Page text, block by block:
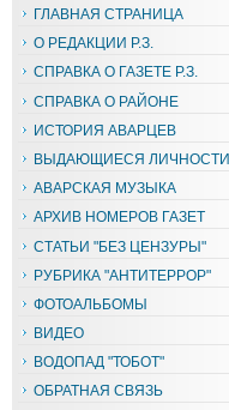
ГЛАВНАЯ СТРАНИЦА
О РЕДАКЦИИ Р.З.
СПРАВКА О ГАЗЕТЕ Р.З.
СПРАВКА О РАЙОНЕ
ИСТОРИЯ АВАРЦЕВ
ВЫДАЮЩИЕСЯ ЛИЧНОСТИ
АВАРСКАЯ МУЗЫКА
АРХИВ НОМЕРОВ ГАЗЕТ
СТАТЬИ "БЕЗ ЦЕНЗУРЫ"
РУБРИКА "АНТИТЕРРОР"
ФОТОАЛЬБОМЫ
ВИДЕО
ВОДОПАД "ТОБОТ"
ОБРАТНАЯ СВЯЗЬ